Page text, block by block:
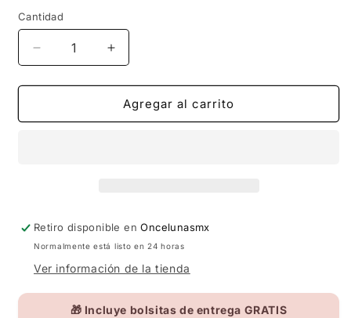
no
disponible
Cantidad
Reducir
cantidad
para
SIGNO
Aumentar
cantidad
para
CHARM
SIGNO
Agregar al carrito
Retiro disponible enOncelunasmx
Normalmente está listo en 24 horas
Ver información de la tienda
🎁 Incluye bolsitas de entrega GRATIS